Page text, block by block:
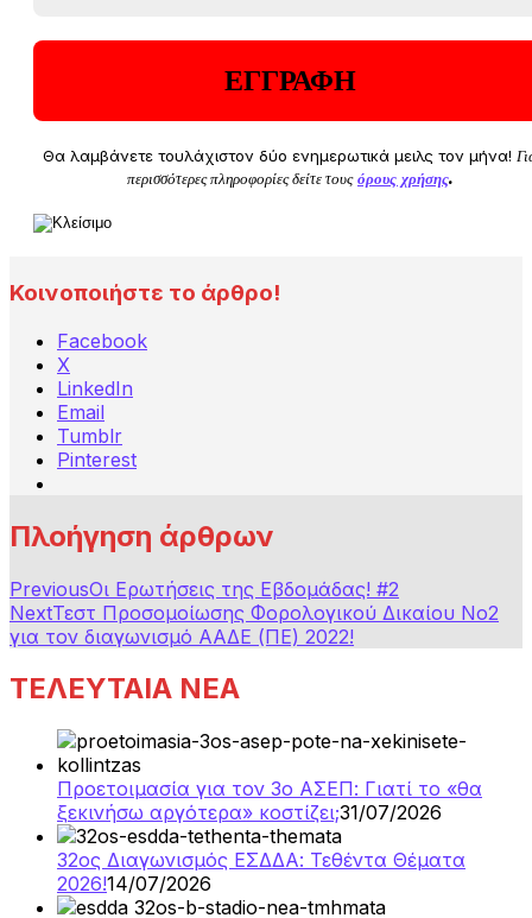
Θα λαμβάνετε τουλάχιστον δύο ενημερωτικά μειλς τον μήνα!
περισσότερες πληροφορίες δείτε τους όρους χρήσης.
Κοινοποιήστε το άρθρο!
Facebook
X
LinkedIn
Email
Tumblr
Pinterest
Πλοήγηση άρθρων
PreviousΟι Ερωτήσεις της Εβδομάδας! #2
NextΤεστ Προσομοίωσης Φορολογικού Δικαίου Νο2
για τον διαγωνισμό ΑΑΔΕ (ΠΕ) 2022!
ΤΕΛΕΥΤΑΙΑ ΝΕΑ
Προετοιμασία για τον 3ο ΑΣΕΠ: Γιατί το «θα
ξεκινήσω αργότερα» κοστίζει;31/07/2026
32ος Διαγωνισμός ΕΣΔΔΑ: Τεθέντα Θέματα
2026!14/07/2026